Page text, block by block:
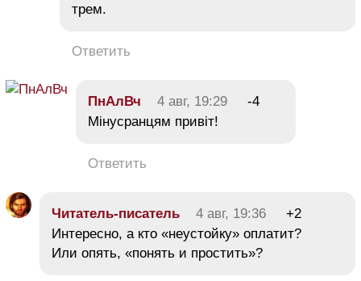
трем.
Ответить
ПнАлВч 4 авг, 19:29
-4
Мінусранцям привіт!
Ответить
Читатель-писатель 4 авг, 19:36
+2
Интересно, а кто «неустойку» оплатит?
Или опять, «понять и простить»?